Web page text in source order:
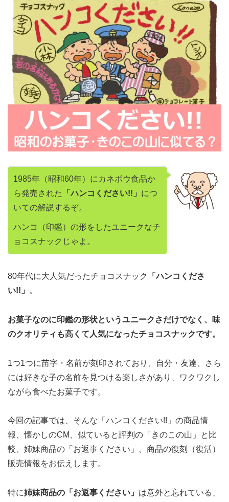
1985年（昭和60年）にカネボウ食品か
ら発売された
「ハンコください!!」 につ
いての解説するぞ。
ハンコ（印鑑）の形をしたユニークなチ
ョコスナックじゃよ。
80年代に大人気だったチョコスナック
「ハンコくださ
い!!」
。
お菓子なのに印鑑の形状というユニークさだけでなく、味
のクオリティも高くて人気になったチョコスナックです。
1つ1つに苗字・名前が刻印されており、自分・友達、さら
には好きな子の名前を見つける楽しさがあり、ワクワクし
ながら食べたお菓子です。
今回の記事では、そんな「ハンコください!!」の商品情
報、懐かしのCM、似ていると評判の「きのこの山」と比
較、姉妹商品の「お返事ください」、商品の復刻（復活）
販売情報をお伝えします。
特に姉妹商品の「お返事ください」 は意外と忘れている、